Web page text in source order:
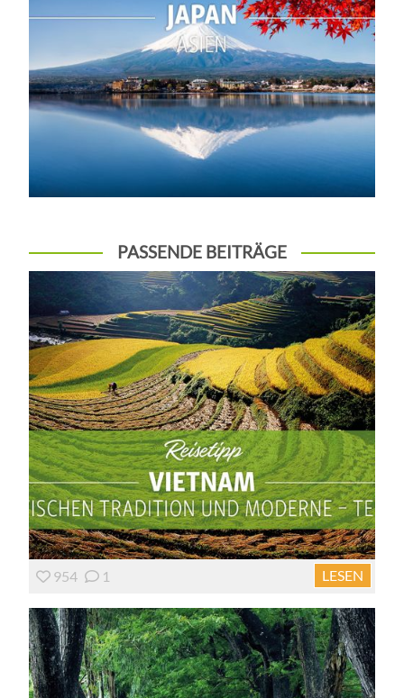
PASSENDE BEITRÄGE
954 1 LESEN